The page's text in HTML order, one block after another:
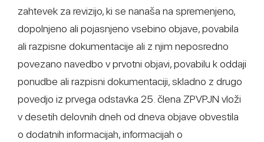
zahtevek za revizijo, ki se nanaša na spremenjeno,
dopolnjeno ali pojasnjeno vsebino objave, povabila
ali razpisne dokumentacije ali z njim neposredno
povezano navedbo v prvotni objavi, povabilu k oddaji
ponudbe ali razpisni dokumentaciji, skladno z drugo
povedjo iz prvega odstavka 25. člena ZPVPJN vloži
v desetih delovnih dneh od dneva objave obvestila
o dodatnih informacijah, informacijah o